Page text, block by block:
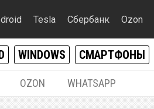
Tesla Сбербанк Ozon
WINDOWS СМАРТФОНЫ
OZON WHATSAPP